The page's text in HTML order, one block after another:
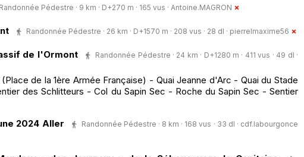
Randonnée Pédestre · 9 km · D+270 m · 165 vus · Antoine.MAGRON
Randonnée Pédestre · 26 km · D+1570 m · 208 vus · 28 dl · pierrelmaxime56
de l'Ormont
Randonnée Pédestre · 24 km · D+1280 m · 411 vus · 49 dl ·
de la 1ère Armée Française) - Quai Jeanne d'Arc - Quai du Stade
des Schlitteurs - Col du Sapin Sec - Roche du Sapin Sec - Sentier
2024 Aller
Randonnée Pédestre · 8 km · 168 vus · 33 dl · cdf.labourgonce